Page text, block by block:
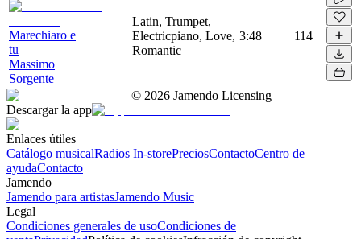
Marechiaro e
tu
Massimo
Sorgente
Latin, Trumpet,
Electricpiano, Love,
Romantic
3:48 114
© 2026 Jamendo Licensing
Descargar la app
Enlaces útiles
Catálogo musicalRadios In-storePreciosContactoCentro de
ayudaContacto
Jamendo
Jamendo para artistasJamendo Music
Legal
Condiciones generales de usoCondiciones de